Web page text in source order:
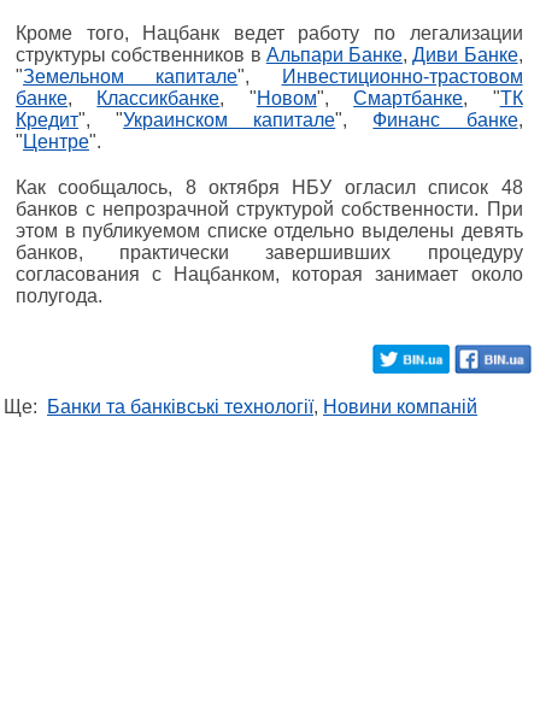
Кроме того, Нацбанк ведет работу по легализации
структуры собственников в Альпари Банке,Диви Банке,
"Земельном капитале",
Инвестиционно-трастовом
банке, Классикбанке, "Новом",Смартбанке, "ТК
Кредит", "Украинском капитале", Финанс банке,
" Центре".
Как сообщалось, 8 октября НБУ огласил список 48
банков с непрозрачной структурой собственности. При
этом в публикуемом списке отдельно выделены девять
банков, практически завершивших процедуру
согласования с Нацбанком, которая занимает около
полугода.
Ще: Банки та банківські технології, Новини компаній